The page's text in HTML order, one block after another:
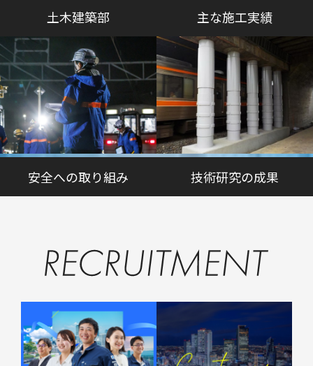
土木建築部 主な施工実績
安全への取り組み 技術研究の成果